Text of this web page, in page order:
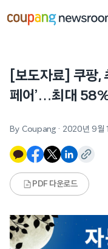
건너뛰기
[보도자료] 쿠팡,
페어’…최대
By Coupang · 2020년 9월
PDF 다운로드